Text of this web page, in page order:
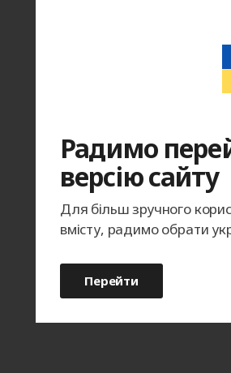
Радимо
версію сайту
Для більш зручного
вмісту, радимо обрати
Перейти